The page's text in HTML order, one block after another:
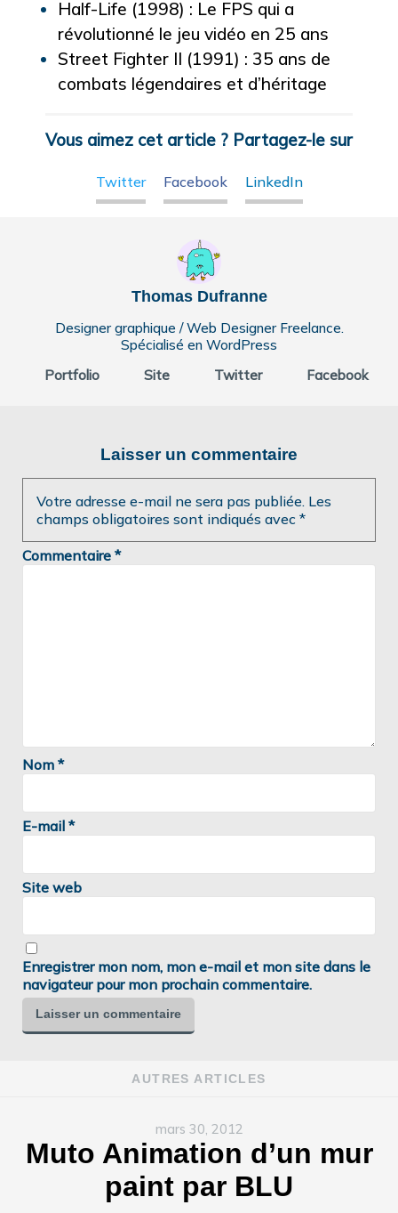
Half-Life (1998) : Le FPS qui a
révolutionné le jeu vidéo en 25 ans
Street Fighter II (1991) : 35 ans de
combats légendaires et d’héritage
Vous aimez cet article ? Partagez-le sur
Twitter Facebook LinkedIn
Thomas Dufranne
Designer graphique / Web Designer Freelance.
Spécialisé en WordPress
Portfolio
Site Twitter Facebook
Laisser un commentaire
Votre adresse e-mail ne sera pas publiée. Les
champs obligatoires sont indiqués avec *
Commentaire *
Nom *
E-mail *
Site web
Enregistrer mon nom, mon e-mail et mon site dans le
navigateur pour mon prochain commentaire.
AUTRES ARTICLES
mars 30, 2012
Muto Animation d’un mur
paint par BLU